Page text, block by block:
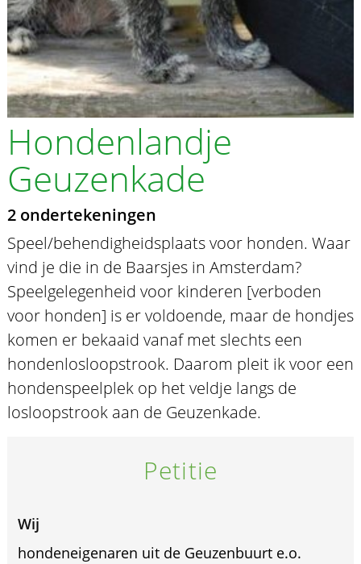
Hondenlandje
Geuzenkade
2 ondertekeningen
Speel/behendigheidsplaats voor honden. Waar
vind je die in de Baarsjes in Amsterdam?
Speelgelegenheid voor kinderen [verboden
voor honden] is er voldoende, maar de hondjes
komen er bekaaid vanaf met slechts een
hondenlosloopstrook. Daarom pleit ik voor een
hondenspeelplek op het veldje langs de
losloopstrook aan de Geuzenkade.
Petitie
Wij
hondeneigenaren uit de Geuzenbuurt e.o.